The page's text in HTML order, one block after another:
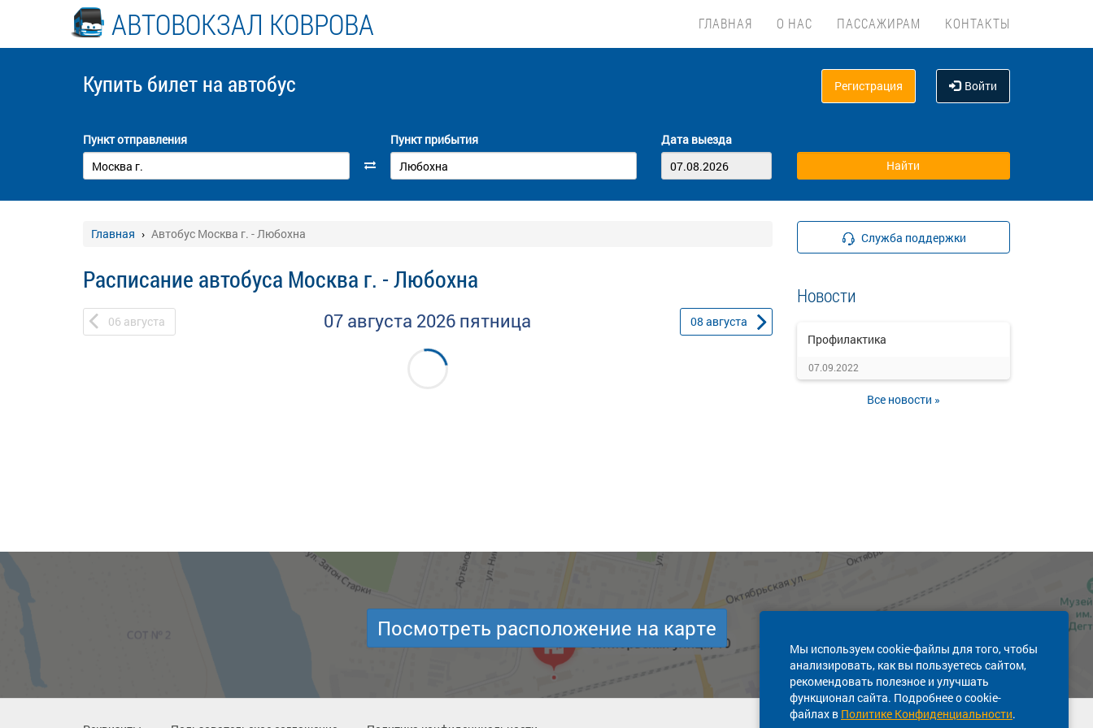
АВТОВОКЗАЛ КОВРОВА ГЛАВНАЯ О НАС ПАССАЖИРАМ КОНТАКТЫ
Купить билет на автобус Регистрация Войти
Пункт отправления Пункт прибытия Дата выезда
Главная Автобус Москва г. - Любохна
Расписание автобуса Москва г. - Любохна
06 августа 07 августа 2026 пятница 08 августа
Служба поддержки
Новости
Профилактика
07.09.2022
Все новости »
Мы используем cookie-файлы для того, чтобы
анализировать, как вы пользуетесь сайтом,
рекомендовать полезное и улучшать
функционал сайта. Подробнее о cookie-
файлах в Политике Конфиденциальности.
Посмотреть расположение на карте